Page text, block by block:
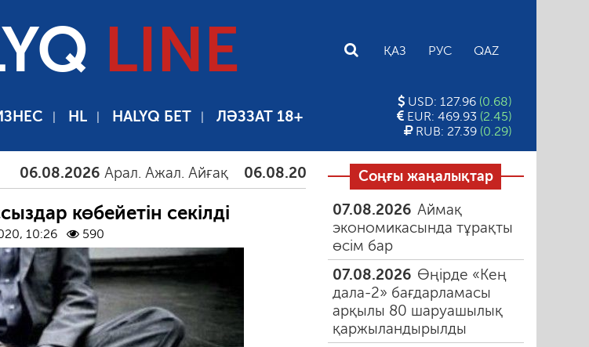
LINE ҚАЗ РУС QAZ
HL HALYQ БЕТ ЛӘЗЗАТ 18+
USD: 127.96 (0.68)
EUR: 469.93 (2.45)
RUB: 27.39 (0.29)
Арал. Ажал. Айғақ 06.08.2026 Тамыздағы таңғы түтін 06.08.2026
көбейетін секілді
10:26 590
Соңғы жаңалықтар
07.08.2026 Аймақ
экономикасында тұрақты
өсім бар
07.08.2026 Өңірде «Кең
дала-2» бағдарламасы
арқылы 80 шаруашылық
қаржыландырылды